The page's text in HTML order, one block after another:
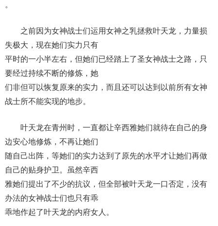
。
之前因为女神战士们运用女神之乳拯救叶天龙，力量损
失极大，现在她们实力只有
平时的一小半左右，但她们已经踏上了圣女神战士之路，只
要经过持续不断的修炼，她
们非但可以恢复原来的实力，而且还可以达到以前所有女神
战士所不能实现的地步。
叶天龙在青州时，一直都让辛西雅她们就待在自己的身
边安心地修炼，不再让她们
随自己出阵，等她们的实力达到了原先的水平才让她们再做
自己的贴身护卫。虽然辛西
雅她们提出了不少的抗议，但全部被叶天龙一口否定，没有
办法的女神战士们也只有乖
乖地作起了叶天龙的内府女人。